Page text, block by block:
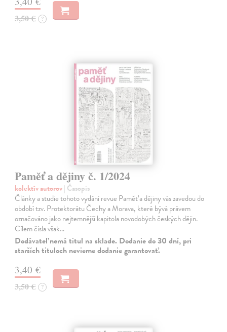
3,50 € ?
Paměť a dějiny č. 1/2024
kolektív autorov| Časopis
Články a studie tohoto vydání revue Paměť a dějiny vás zavedou do
období tzv. Protektorátu Čechy a Morava, které bývá právem
označováno jako nejtemnější kapitola novodobých českých dějin.
Cílem čísla však…
Dodávateľ nemá titul na sklade. Dodanie do 30 dní, pri
starších tituloch nevieme dodanie garantovať.
3,40 €
3,50 € ?